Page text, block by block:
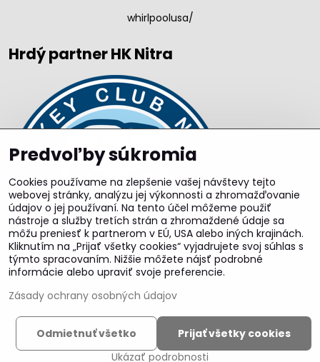
whirlpoolusa/
Hrdý partner HK Nitra
©2026
Copyright
Zásady ochrany osobných údajov
Vytvorené pomocou:BiznisWeb.sk
Predvoľby súkromia
Cookies používame na zlepšenie vašej návštevy tejto
webovej stránky, analýzu jej výkonnosti a zhromažďovanie
údajov o jej používaní. Na tento účel môžeme použiť
nástroje a služby tretích strán a zhromaždené údaje sa
môžu preniesť k partnerom v EÚ, USA alebo iných krajinách.
Kliknutím na „Prijať všetky cookies“ vyjadrujete svoj súhlas s
týmto spracovaním. Nižšie môžete nájsť podrobné
informácie alebo upraviť svoje preferencie.
Zásady ochrany osobných údajov
Ukázať podrobnosti
Prijať všetky cookies
Odmietnuť všetko